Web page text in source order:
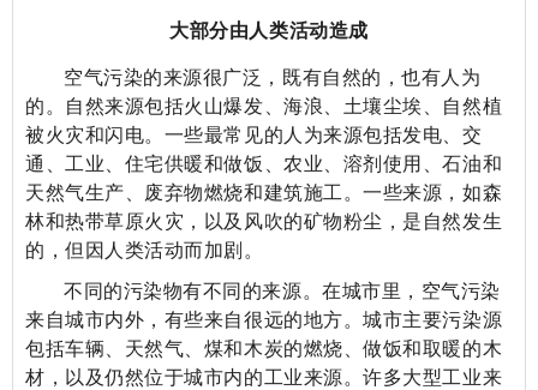
大部分由人类活动造成
空气污染的来源很广泛，既有自然的，也有人为
的。自然来源包括火山爆发、海浪、土壤尘埃、自然植
被火灾和闪电。一些最常见的人为来源包括发电、交
通、工业、住宅供暖和做饭、农业、溶剂使用、石油和
天然气生产、废弃物燃烧和建筑施工。一些来源，如森
林和热带草原火灾，以及风吹的矿物粉尘，是自然发生
的，但因人类活动而加剧。
不同的污染物有不同的来源。在城市里，空气污染
来自城市内外，有些来自很远的地方。城市主要污染源
包括车辆、天然气、煤和木炭的燃烧、做饭和取暖的木
材，以及仍然位于城市内的工业来源。许多大型工业来